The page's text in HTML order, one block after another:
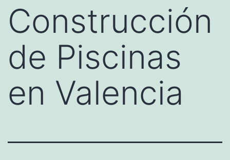
Construcción
de Piscinas
en Valencia